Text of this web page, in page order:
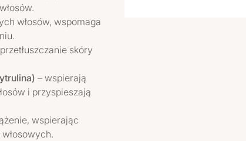
włosów, wspomaga
skóry
– wspierają
i przyspieszają
wspierając